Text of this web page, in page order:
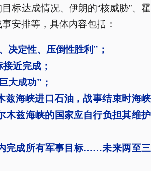
标达成情况、伊朗的“核威胁”、霍
安排等，具体内容包括：
决定性、压倒性胜利”；
近完成；
大成功”；
兹海峡进口石油，战事结束时海峡
木兹海峡的国家应自行负担其维护
完成所有军事目标……未来两至三